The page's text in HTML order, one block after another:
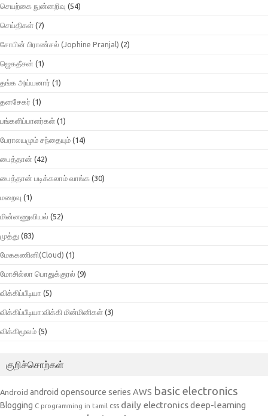
செயற்கை நுன்னறிவு (54)
செய்திகள் (7)
சோபின் பிராண்சல் (Jophine Pranjal) (2)
ஜெகதீசன் (1)
தங்க அய்யனார் (1)
தனசேகர் (1)
பங்களிப்பாளர்கள் (1)
பேராலயமும் சந்தையும் (14)
பைத்தான் (42)
பைத்தான் படிக்கலாம் வாங்க (30)
மறைவு (1)
மின்னணுவியல் (52)
முத்து (83)
மேககணினி(Cloud) (1)
மோசில்லா பொதுக்குரல் (9)
விக்கிப்பீடியா (5)
விக்கிப்பீடியா:விக்கி மின்மினிகள் (3)
விக்கிமூலம் (5)
குறிச்சொற்கள்
Android android opensource series AWS basic electronics
Blogging C programming in tamil css daily electronicsdeep-learning